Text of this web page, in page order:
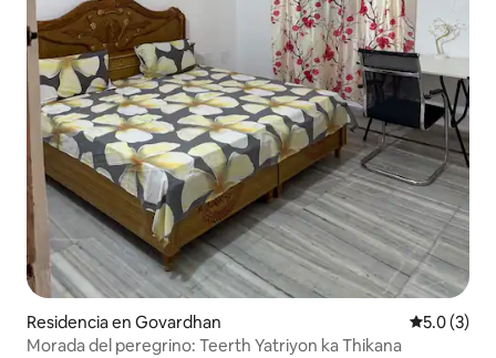
Residencia en Govardhan
5.0 (3)
Morada del peregrino: Teerth Yatriyon ka Thikana